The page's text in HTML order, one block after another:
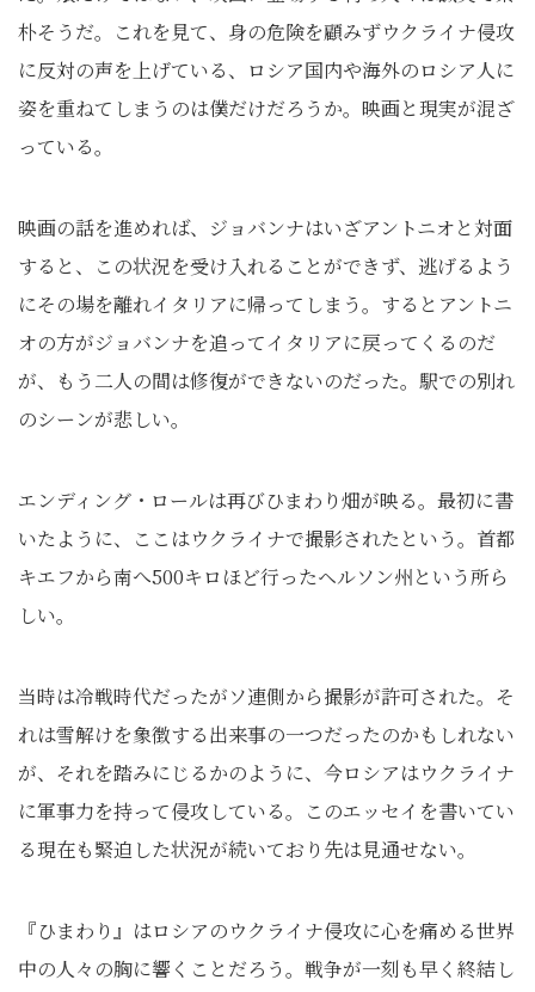
朴そうだ。これを見て、身の危険を顧みずウクライナ侵攻
に反対の声を上げている、ロシア国内や海外のロシア人に
姿を重ねてしまうのは僕だけだろうか。映画と現実が混ざ
っている。
映画の話を進めれば、ジョバンナはいざアントニオと対面
すると、この状況を受け入れることができず、逃げるよう
にその場を離れイタリアに帰ってしまう。するとアントニ
オの方がジョバンナを追ってイタリアに戻ってくるのだ
が、もう二人の間は修復ができないのだった。駅での別れ
のシーンが悲しい。
エンディング・ロールは再びひまわり畑が映る。最初に書
いたように、ここはウクライナで撮影されたという。首都
キエフから南へ500キロほど行ったヘルソン州という所ら
しい。
当時は冷戦時代だったがソ連側から撮影が許可された。そ
れは雪解けを象徴する出来事の一つだったのかもしれない
が、それを踏みにじるかのように、今ロシアはウクライナ
に軍事力を持って侵攻している。このエッセイを書いてい
る現在も緊迫した状況が続いており先は見通せない。
『ひまわり』はロシアのウクライナ侵攻に心を痛める世界
中の人々の胸に響くことだろう。戦争が一刻も早く終結し